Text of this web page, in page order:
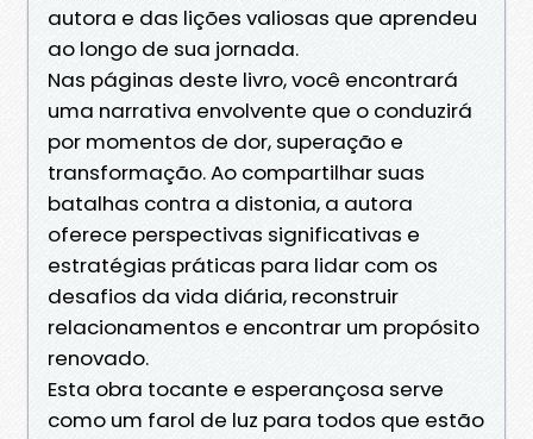
autora e das lições valiosas que aprendeu
ao longo de sua jornada.
Nas páginas deste livro, você encontrará
uma narrativa envolvente que o conduzirá
por momentos de dor, superação e
transformação. Ao compartilhar suas
batalhas contra a distonia, a autora
oferece perspectivas significativas e
estratégias práticas para lidar com os
desafios da vida diária, reconstruir
relacionamentos e encontrar um propósito
renovado.
Esta obra tocante e esperançosa serve
como um farol de luz para todos que estão